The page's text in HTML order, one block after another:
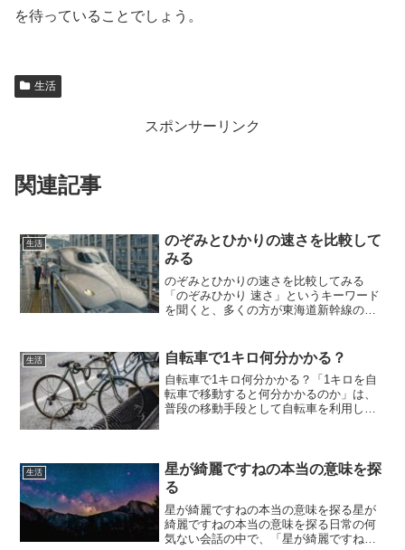
を待っていることでしょう。
生活
スポンサーリンク
関連記事
生活
のぞみとひかりの速さを比較して
みる
のぞみとひかりの速さを比較してみる
「のぞみひかり 速さ」というキーワード
を聞くと、多くの方が東海道新幹線の高
な移動手段のひとつとして広く利用され
ています。同じ東海道新幹...
生活 自転車で1キロ何分かかる？
自転車で1キロ何分かかる？「1キロを自
転車で移動すると何分かかるのか」は、
普段の移動手段として自転車を利用して
やクロスバイク、ロード...
生活
星が綺麗ですねの本当の意味を探
る
星が綺麗ですねの本当の意味を探る星が
綺麗ですねの本当の意味を探る日常の何
気ない会話の中で、「星が綺麗ですね」